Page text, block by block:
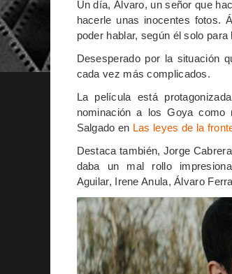
Un día, Álvaro, un señor que
hacerle unas inocentes fotos.
poder hablar, según él solo
Desesperado por la situación
cada vez más complicados.
La película está
nominación a los Goya
Salgado en Las leyes de la
Destaca también, Jorge
daba un mal rollo
Aguilar, Irene Anula, Álvaro